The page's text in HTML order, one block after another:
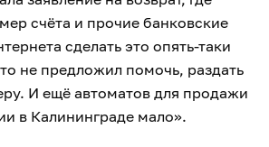
счёта и прочие банковские
сделать это опять-таки
не предложил помочь, раздать
И ещё автоматов для продажи
в Калининграде мало».